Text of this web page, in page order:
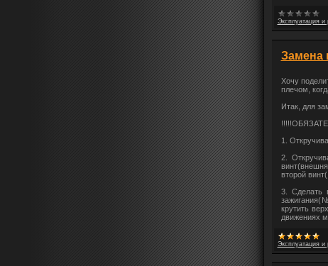
Эксплуатация
Замена
Хочу
плечом,
Итак, для
1.
2.
второй
3. Сделать
крутить
движениях
Эксплуатация